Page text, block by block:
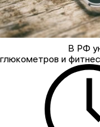
В РФ
глюкометров и